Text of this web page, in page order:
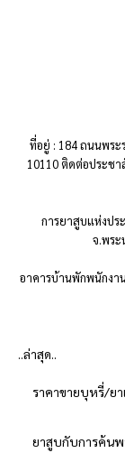
ที่อยู่ : 184 ถนนพระ
10110 ติดต่อประช
การยาสูบแห่งปร
จ.พระ
อาคารบ้านพักพนักงา
..ล่าสุด..
ราคาขายบุหรี่/ยา
ยาสูบกับการค้น